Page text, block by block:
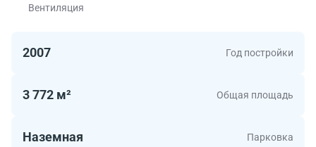
Вентиляция
2007 Год постройки
3 772 м² Общая площадь
Наземная Парковка